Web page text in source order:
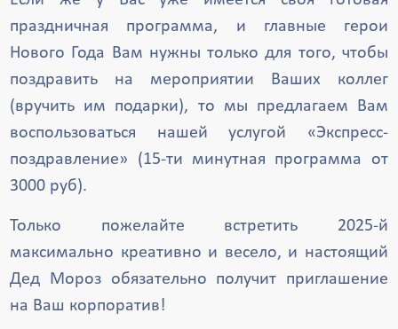
праздничная программа, и главные герои
Нового Года Вам нужны только для того, чтобы
поздравить на мероприятии Ваших коллег
(вручить им подарки), то мы предлагаем Вам
воспользоваться нашей услугой «Экспресс-
поздравление» (15-ти минутная программа от
3000 руб).
Только пожелайте встретить 2025-й
максимально креативно и весело, и настоящий
Дед Мороз обязательно получит приглашение
на Ваш корпоратив!